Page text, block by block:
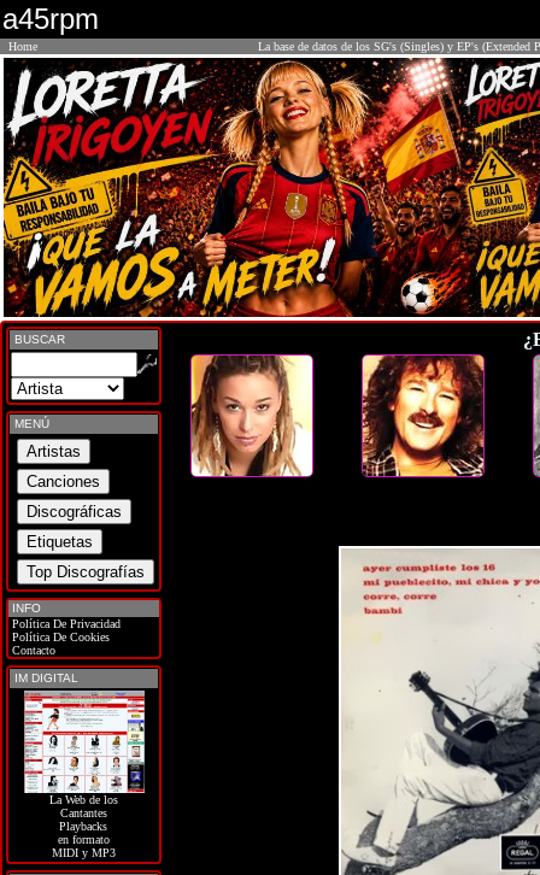
a45rpm
Home La base de datos de los SG's (Singles) y EP's (Extended
BUSCAR
MENÚ
INFO
Política De Privacidad
Política De Cookies
Contacto
IM DIGITAL
La Web de los
Cantantes
Playbacks
en formato
MIDI y MP3